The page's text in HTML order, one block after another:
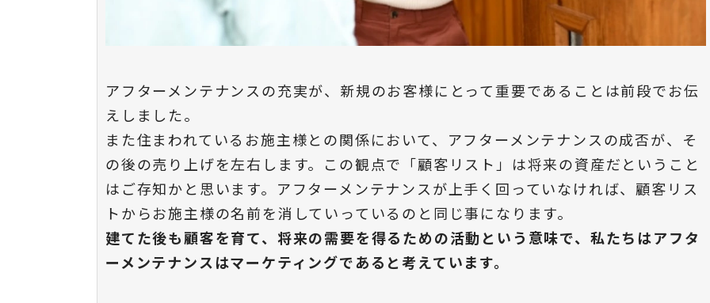
アフターメンテナンスの充実が、新規のお客様にとって重要であることは前段でお伝
えしました。
また住まわれているお施主様との関係において、アフターメンテナンスの成否が、そ
の後の売り上げを左右します。この観点で「顧客リスト」は将来の資産だということ
はご存知かと思います。アフターメンテナンスが上手く回っていなければ、顧客リス
トからお施主様の名前を消していっているのと同じ事になります。
建てた後も顧客を育て、将来の需要を得るための活動という意味で、私たちはアフタ
ーメンテナンスはマーケティングであると考えています。